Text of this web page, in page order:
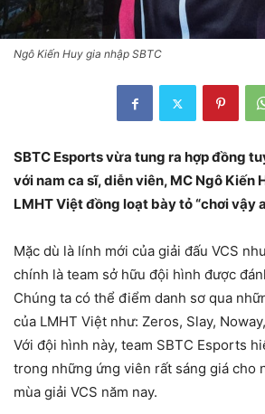
Ngô Kiến Huy gia nhập SBTC
SBTC Esports vừa tung ra hợp đồng
với nam ca sĩ, diễn viên, MC Ngô Kiến
LMHT Việt đồng loạt bày tỏ “chơi vậy
Mặc dù là lính mới của giải đấu VCS
chính là team sở hữu đội hình được
Chúng ta có thể điểm danh sơ qua
của LMHT Việt như: Zeros, Slay,
Với đội hình này, team SBTC Esports
trong những ứng viên rất sáng giá cho
mùa giải VCS năm nay.